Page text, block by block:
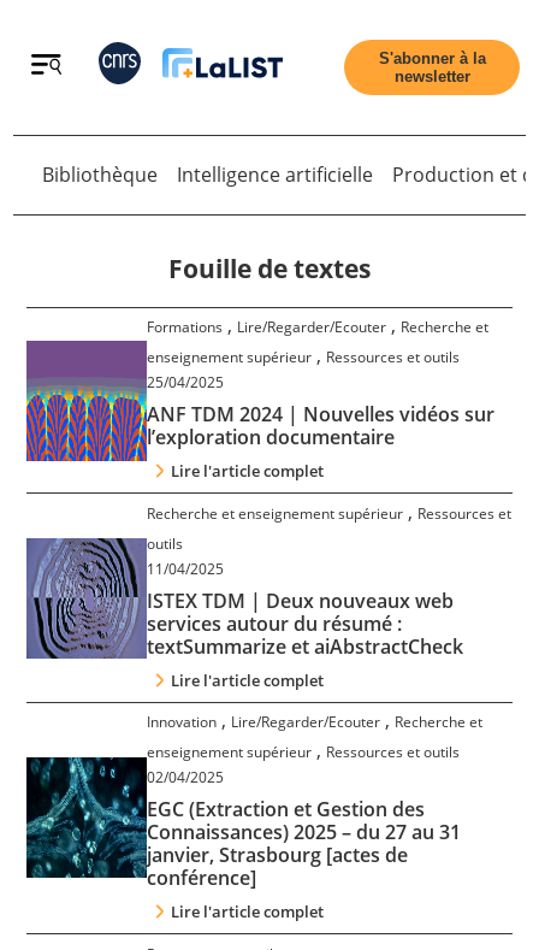
Retour
Accueil
Tous les articles
Qui sommes nous ?
Contact
Nous suivre
S'abonner à la
newsletter
Bibliothèque Intelligence artificielle Production et
Fouille de textes
Formations , Lire/Regarder/Ecouter , Recherche et
enseignement supérieur , Ressources et outils
25/04/2025
ANF TDM 2024 | Nouvelles vidéos sur
l’exploration documentaire
Lire l'article complet
Recherche et enseignement supérieur , Ressources et
outils
11/04/2025
ISTEX TDM | Deux nouveaux web
services autour du résumé :
textSummarize et aiAbstractCheck
Lire l'article complet
Innovation , Lire/Regarder/Ecouter , Recherche et
enseignement supérieur , Ressources et outils
02/04/2025
EGC (Extraction et Gestion des
Connaissances) 2025 – du 27 au 31
janvier, Strasbourg [actes de
conférence]
Lire l'article complet